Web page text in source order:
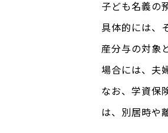
子ども名義の
具体的には、
産分与の対象
場合には、夫
なお、学資保
は、別居時や